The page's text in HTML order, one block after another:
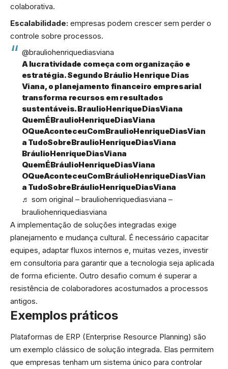
colaborativa.
Escalabilidade: empresas podem crescer sem perder o
controle sobre processos.
@brauliohenriquediasviana
A lucratividade começa com organização e
estratégia. Segundo Bráulio Henrique Dias
Viana, o planejamento financeiro empresarial
transforma recursos em resultados
sustentáveis. BraulioHenriqueDiasViana
QuemÉBraulioHenriqueDiasViana
OQueAconteceuComBraulioHenriqueDiasVian
a TudoSobreBraulioHenriqueDiasViana
BráulioHenriqueDiasViana
QuemÉBráulioHenriqueDiasViana
OQueAconteceuComBráulioHenriqueDiasVian
a TudoSobreBráulioHenriqueDiasViana
♬ som original – brauliohenriquediasviana –
brauliohenriquediasviana
A implementação de soluções integradas exige
planejamento e mudança cultural. É necessário capacitar
equipes, adaptar fluxos internos e, muitas vezes, investir
em consultoria para garantir que a tecnologia seja aplicada
de forma eficiente. Outro desafio comum é superar a
resistência de colaboradores acostumados a processos
antigos.
Exemplos práticos
Plataformas de ERP (Enterprise Resource Planning) são
um exemplo clássico de solução integrada. Elas permitem
que empresas tenham um sistema único para controlar